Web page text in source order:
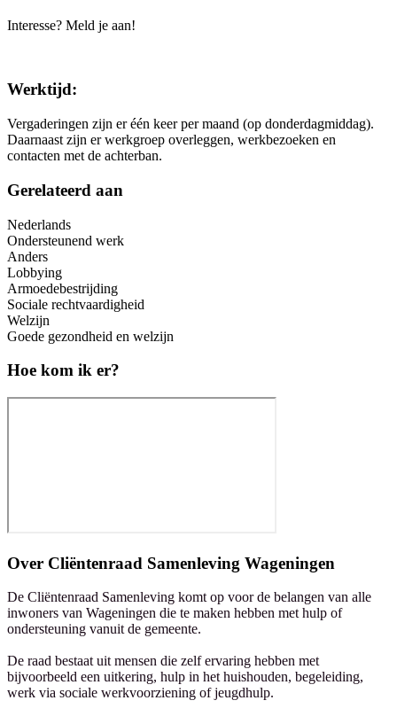
Interesse? Meld je aan!
Werktijd:
Vergaderingen zijn er één keer per maand (op donderdagmiddag).
Daarnaast zijn er werkgroep overleggen, werkbezoeken en
contacten met de achterban.
Gerelateerd aan
Nederlands
Ondersteunend werk
Anders
Lobbying
Armoedebestrijding
Sociale rechtvaardigheid
Welzijn
Goede gezondheid en welzijn
Hoe kom ik er?
Over Cliëntenraad Samenleving Wageningen
De Cliëntenraad Samenleving komt op voor de belangen van alle
inwoners van Wageningen die te maken hebben met hulp of
ondersteuning vanuit de gemeente.
De raad bestaat uit mensen die zelf ervaring hebben met
bijvoorbeeld een uitkering, hulp in het huishouden, begeleiding,
werk via sociale werkvoorziening of jeugdhulp.